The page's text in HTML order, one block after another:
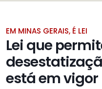
EM MINAS GERAIS, É LEI
Lei que
está em vigor